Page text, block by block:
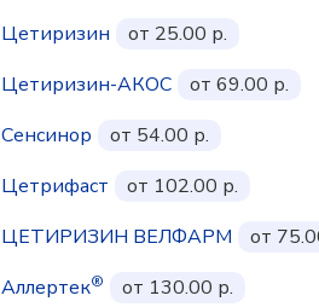
Цетиризин
от 25.00 р.
Цетиризин-АКОС
от 69.00 р.
Сенсинор
от 54.00 р.
Цетрифаст
от 102.00 р.
ЦЕТИРИЗИН ВЕЛФАРМ
от
Аллертек®
от 130.00 р.